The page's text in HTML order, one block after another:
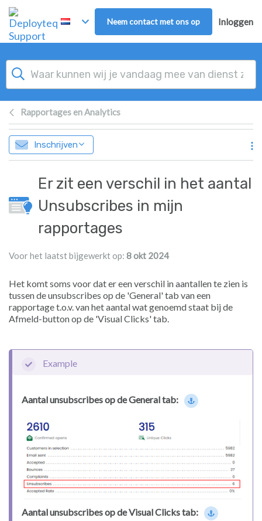
Overslaan naar hoofdinhoud
Neem contact met ons op Inloggen
Rapportages en Analytics
Inschrijven
Er zit een verschil in het aantal
Unsubscribes in mijn
rapportages
Voor het laatst bijgewerkt op: 8 okt 2024
Het komt soms voor dat er een verschil in aantallen te zien is
tussen de unsubscribes op de 'General' tab van een
rapportage t.o.v. van het aantal wat genoemd staat bij de
Afmeld-button op de 'Visual Clicks' tab.
Example
Aantal unsubscribes op de General tab:
Aantal unsubscribes op de Visual Clicks tab: